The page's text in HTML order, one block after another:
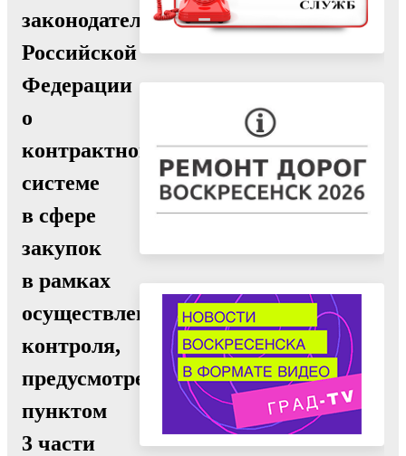
законодательства
Российской
Федерации
о
контрактной
системе
в сфере
закупок
в рамках
осуществления
контроля,
предусмотренного
пунктом
3 части